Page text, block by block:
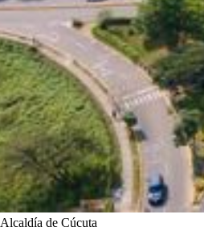
Alcaldía de Cúcuta